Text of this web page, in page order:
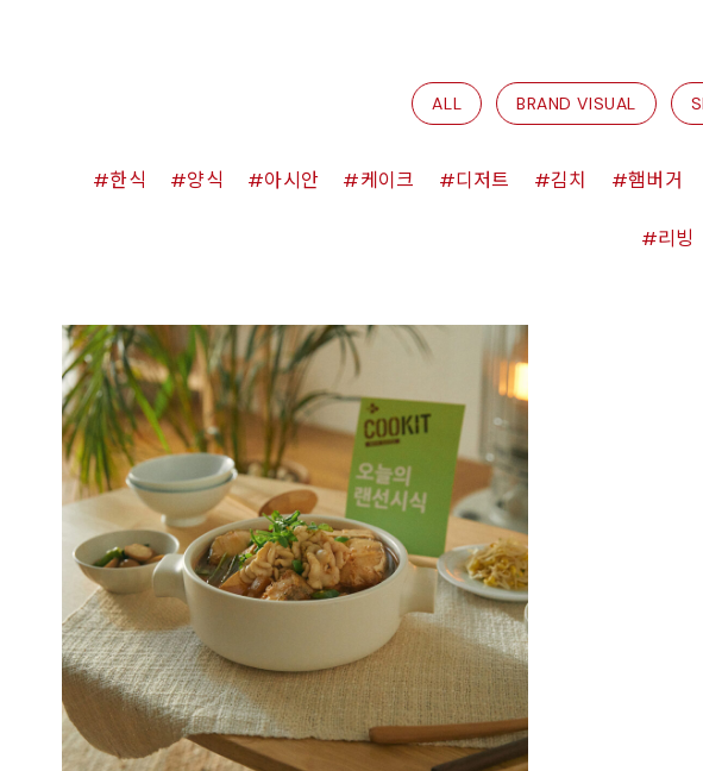
ALL BRAND VISUAL
한식 양식 아시안 케이크 디저트 김치 햄버거
리빙